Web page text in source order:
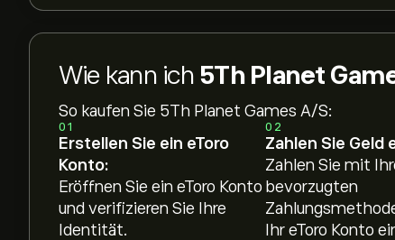
Wie kann ich 5Th Planet
So kaufen Sie 5Th Planet Games A/S:
01
Erstellen Sie ein eToro
Konto:
Eröffnen Sie ein eToro Konto
und verifizieren Sie Ihre
Identität.
02
Zahlen Sie Geld
Zahlen Sie mit
bevorzugten
Ihr eToro Konto